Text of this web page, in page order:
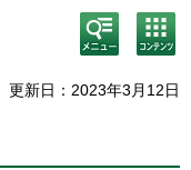
検
索・
メニ
コン
テン
ニュ
更新日：2023年3月12日